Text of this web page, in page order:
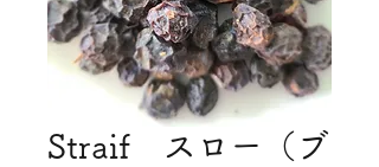
Straif スロー（ブ